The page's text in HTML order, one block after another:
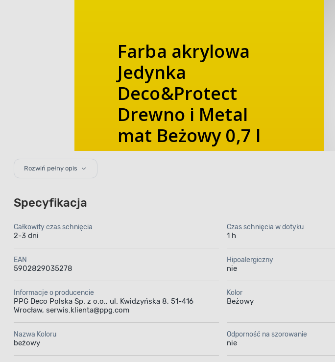
Farba akrylowa
Jedynka
Deco&Protect
Drewno i Metal
mat Beżowy 0,7 l
Farba akrylowa
Drewno i Metal
do
i
Rozwiń pełny opis
Specyfikacja
Całkowity czas schnięcia
2-3 dni
Czas schnięcia w dotyku
1 h
EAN
5902829035278
Hipoalergiczny
nie
Informacje o producencie
PPG Deco Polska Sp. z o.o., ul. Kwidzyńska 8, 51-416
Wrocław, serwis.klienta@ppg.com
Kolor
Beżowy
Nazwa Koloru
beżowy
Odporność na szorowanie
nie